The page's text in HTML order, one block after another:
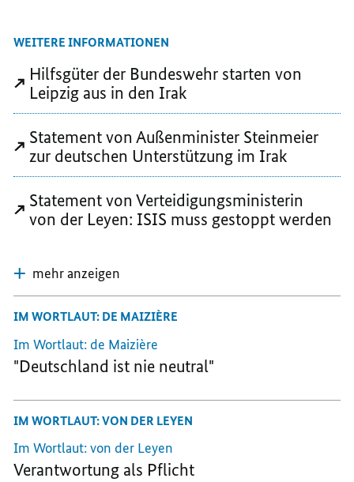
IM
IS
KAMPF
KAMPF
WEITERE INFORMATIONEN
Hilfsgüter der Bundeswehr starten von
Leipzig aus in den Irak
Statement von Außenminister Steinmeier
zur deutschen Unterstützung im Irak
Statement von Verteidigungsministerin
von der Leyen: ISIS muss gestoppt werden
mehr anzeigen
IM WORTLAUT: DE MAIZIÈRE
Im Wortlaut:de Maizière
"Deutschland ist nie neutral"
IM WORTLAUT: VON DER LEYEN
Im Wortlaut: von der Leyen
Verantwortung als Pflicht